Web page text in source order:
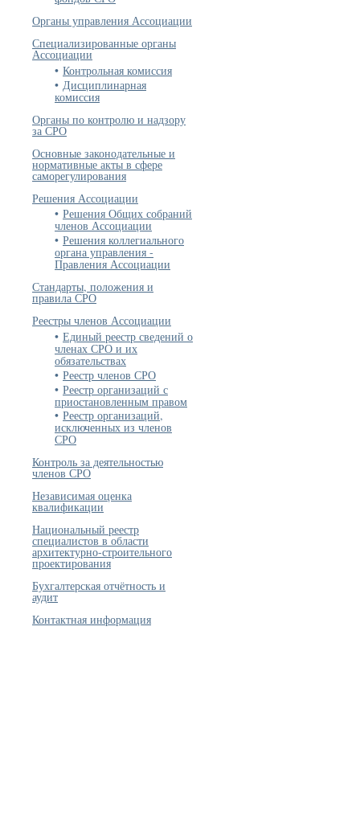
Органы управления Ассоциации
Специализированные органы
Ассоциации
Контрольная комиссия
Дисциплинарная
комиссия
Органы по контролю и надзору
за СРО
Основные законодательные и
нормативные акты в сфере
саморегулирования
Решения Ассоциации
Решения Общих собраний
членов Ассоциации
Решения коллегиального
органа управления -
Правления Ассоциации
Стандарты, положения и
правила СРО
Реестры членов Ассоциации
Единый реестр сведений о
членах СРО и их
обязательствах
Реестр членов СРО
Реестр организаций с
приостановленным правом
Реестр организаций,
исключенных из членов
СРО
Контроль за деятельностью
членов СРО
Независимая оценка
квалификации
Национальный реестр
специалистов в области
архитектурно-строительного
проектирования
Бухгалтерская отчётность и
аудит
Контактная информация